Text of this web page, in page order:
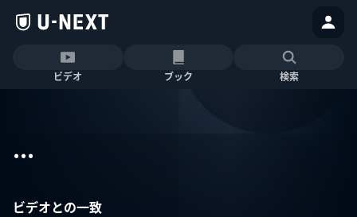
ビデオ ブック 検索
...
ビデオとの一致